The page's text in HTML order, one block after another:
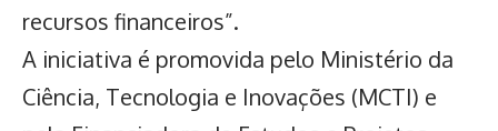
recursos financeiros”.
A iniciativa é promovida pelo Ministério da
Ciência, Tecnologia e Inovações (MCTI) e